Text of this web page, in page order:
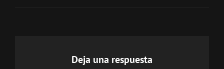
Deja una respuesta